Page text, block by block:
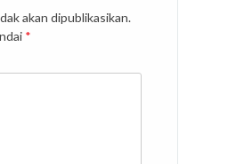
akan dipublikasikan.
*